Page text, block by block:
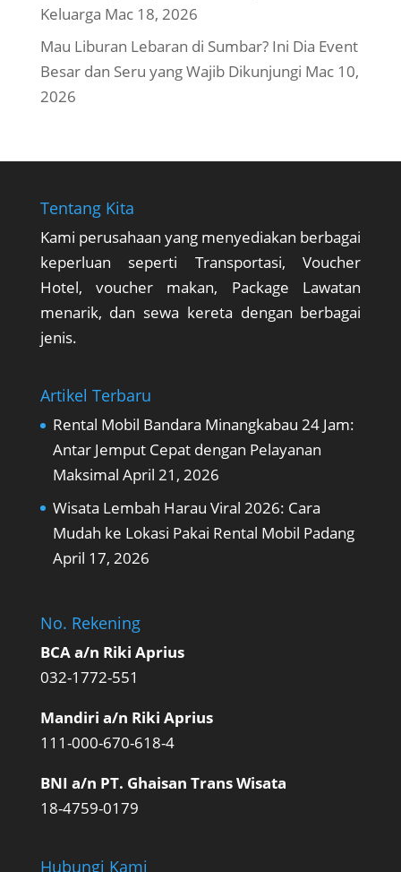
Keluarga Mac 18, 2026
Mau Liburan Lebaran di Sumbar? Ini Dia Event
Besar dan Seru yang Wajib Dikunjungi Mac 10,
2026
Tentang Kita
Kami perusahaan yang menyediakan berbagai
keperluan seperti Transportasi, Voucher
Hotel, voucher makan, Package Lawatan
menarik, dan sewa kereta dengan berbagai
jenis.
Artikel Terbaru
Rental Mobil Bandara Minangkabau 24 Jam:
Antar Jemput Cepat dengan Pelayanan
Maksimal April 21, 2026
Wisata Lembah Harau Viral 2026: Cara
Mudah ke Lokasi Pakai Rental Mobil Padang
April 17, 2026
No. Rekening
BCA a/n Riki Aprius
032-1772-551
Mandiri a/n Riki Aprius
111-000-670-618-4
BNI a/n PT. Ghaisan Trans Wisata
18-4759-0179
Hubungi Kami